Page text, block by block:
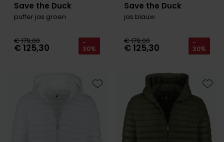
Save the Duck
puffer jas groen
€ 179,00
€ 125,30 -
30%
Save the Duck
jas blauw
€ 179,00
€ 125,30 -
30%
Toevoegen aan favorieten